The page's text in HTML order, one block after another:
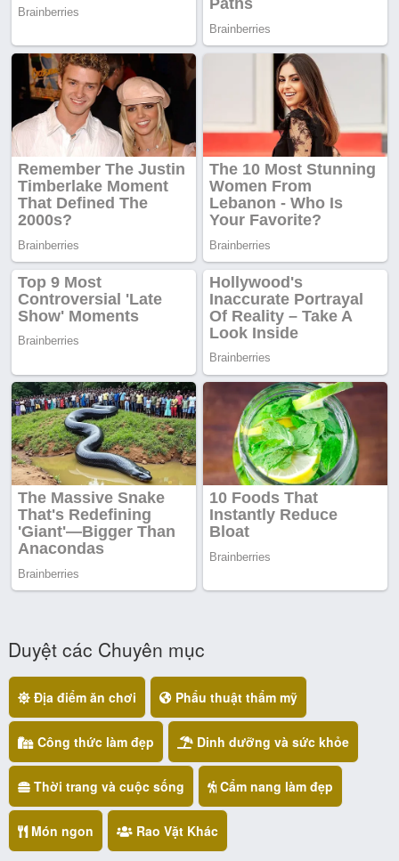
Duyệt các Chuyên mục
Địa điểm ăn chơi Phẩu thuật thẩm mỹ
Công thức làm đẹp Dinh dưỡng và sức khỏe
Thời trang và cuộc sống Cẩm nang làm đẹp
Món ngon Rao Vặt Khác